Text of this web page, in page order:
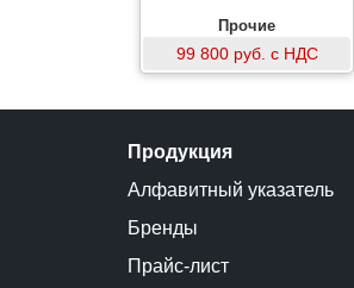
Прочие
99 800 руб. с НДС
Продукция
Алфавитный указатель
Бренды
Прайс-лист